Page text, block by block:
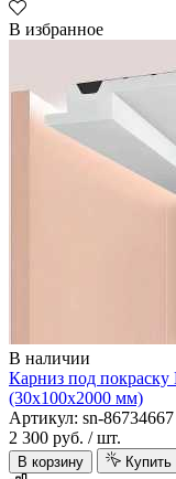
В избранное
В наличии
Карниз под
(30х100х2000 мм)
Артикул: sn-86734667
2 300 руб. / шт.
В корзину